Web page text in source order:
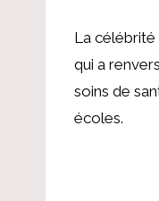
La célébrité
qui a
soins de
écoles.